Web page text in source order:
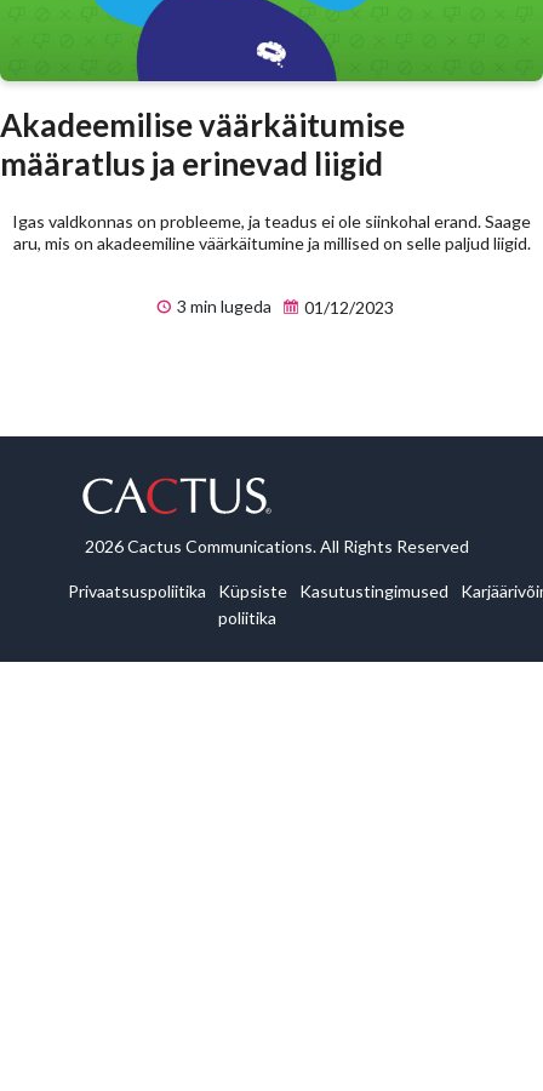
Akadeemilise väärkäitumise
määratlus ja erinevad liigid
Igas valdkonnas on probleeme, ja teadus ei ole siinkohal erand. Saage
aru, mis on akadeemiline väärkäitumine ja millised on selle paljud liigid.
3 min lugeda 01/12/2023
2026 Cactus Communications. All Rights Reserved
Privaatsuspoliitika
Küpsiste
poliitika
Kasutustingimused